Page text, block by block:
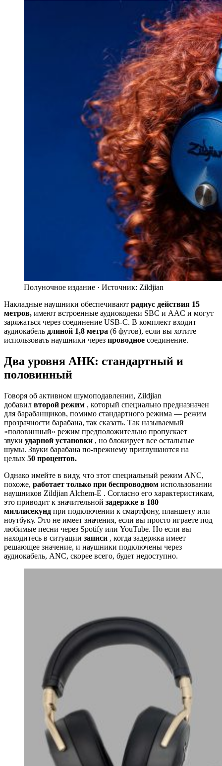
Полуночное издание · Источник: Zildjian
Накладные наушники обеспечивают радиус действия 15
метров, имеют встроенные аудиокодеки SBC и AAC и могут
заряжаться через соединение USB-C. В комплект входит
аудиокабель длиной 1,8 метра (6 футов), если вы хотите
использовать наушники через проводное соединение.
Два уровня АНК: стандартный и
половинный
Говоря об активном шумоподавлении, Zildjian
добавил второй режим , который специально предназначен
для барабанщиков, помимо стандартного режима — режим
прозрачности барабана, так сказать. Так называемый
«половинный» режим предположительно пропускает
звуки ударной установки , но блокирует все остальные
шумы. Звуки барабана по-прежнему приглушаются на
целых 50 процентов.
Однако имейте в виду, что этот специальный режим ANC,
похоже, работает только при беспроводном использовании
наушников Zildjian Alchem-E . Согласно его характеристикам,
это приводит к значительной задержке в 180
миллисекунд при подключении к смартфону, планшету или
ноутбуку. Это не имеет значения, если вы просто играете под
любимые песни через Spotify или YouTube. Но если вы
находитесь в ситуации записи , когда задержка имеет
решающее значение, и наушники подключены через
аудиокабель, ANC, скорее всего, будет недоступно.